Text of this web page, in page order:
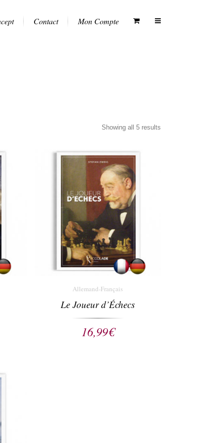
Contact Mon Compte
Showing all 5 results
Allemand-Français
Le Joueur d’Échecs
16,99€